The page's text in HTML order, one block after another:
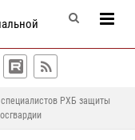
РХБ защиты